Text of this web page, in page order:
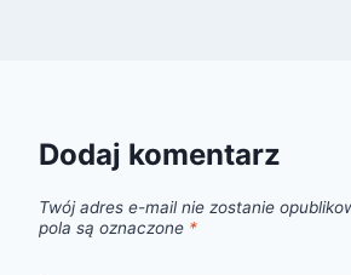
Dodaj komentarz
Twój adres e-mail nie zostanie
pola są oznaczone *